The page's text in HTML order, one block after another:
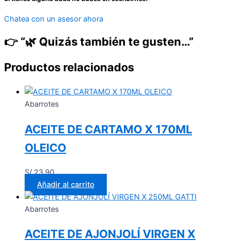
Chatea con un asesor ahora
👉 “🌿 Quizás también te gusten…”
Productos relacionados
Abarrotes
ACEITE DE CARTAMO X 170ML
OLEICO
S/23.90
Añadir al carrito
Abarrotes
ACEITE DE AJONJOLÍ VIRGEN X